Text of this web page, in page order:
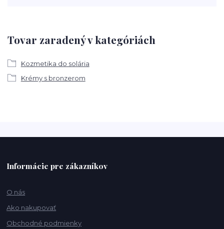
Tovar zaradený v kategóriách
Kozmetika do solária
Krémy s bronzerom
Informácie pre zákazníkov
O nás
Ako nakupovať
Obchodné podmienky